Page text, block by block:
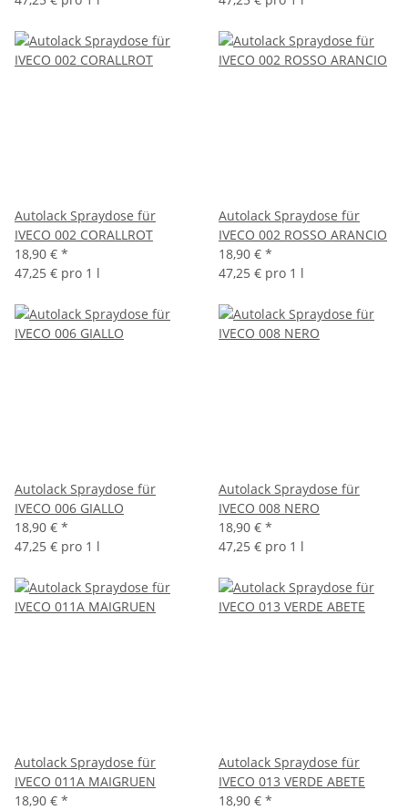
Autolack Spraydose für
IVECO 002 CORALLROT
18,90 € *
47,25 € pro 1 l
Autolack Spraydose für
IVECO 002 ROSSO ARANCIO
18,90 € *
47,25 € pro 1 l
Autolack Spraydose für
IVECO 006 GIALLO
18,90 € *
47,25 € pro 1 l
Autolack Spraydose für
IVECO 008 NERO
18,90 € *
47,25 € pro 1 l
Autolack Spraydose für
IVECO 011A MAIGRUEN
18,90 € *
Autolack Spraydose für
IVECO 013 VERDE ABETE
18,90 € *